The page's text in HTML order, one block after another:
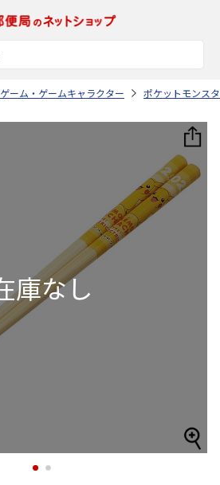
ゲーム・ゲームキャラクター ポケットモンス
1 2